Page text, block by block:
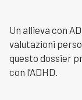
Un allieva con
valutazioni
questo dossier
con l’ADHD.